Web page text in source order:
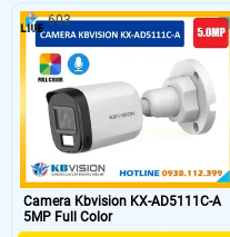
tiết. Camera hỗ trợ hồng ngoại lên
đến 30m, chuẩn nén H.265+ giúp
tiết kiệm băng thông và lưu trữ. Với
khả năng chống bụi nước IP67, hỗ
trợ POE và mức giá cực kỳ phải
chăng, camera KX-A2014N là lựa
chọn lý tưởng cho giải pháp giám
sát an ninh hiệu quả tiết kiệm.
Camera Kbvision KX-AD5111C-A
5MP Full Color
603